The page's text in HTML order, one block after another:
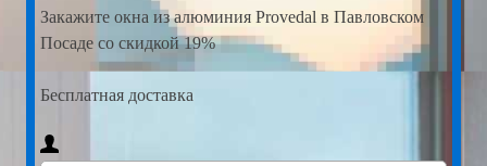
Закажите окна из алюминия Provedal в Павловском
Посаде со скидкой 19%
Бесплатная доставка